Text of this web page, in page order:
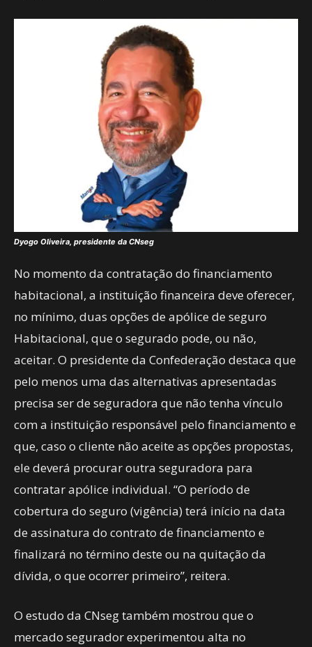
Dyogo Oliveira, presidente da CNseg
No momento da contratação do financiamento
habitacional, a instituição financeira deve oferecer,
no mínimo, duas opções de apólice de seguro
Habitacional, que o segurado pode, ou não,
aceitar. O presidente da Confederação destaca que
pelo menos uma das alternativas apresentadas
precisa ser de seguradora que não tenha vínculo
com a instituição responsável pelo financiamento e
que, caso o cliente não aceite as opções propostas,
ele deverá procurar outra seguradora para
contratar apólice individual. “O período de
cobertura do seguro (vigência) terá início na data
de assinatura do contrato de financiamento e
finalizará no término deste ou na quitação da
dívida, o que ocorrer primeiro”, reitera.
O estudo da CNseg também mostrou que o
mercado segurador experimentou alta no